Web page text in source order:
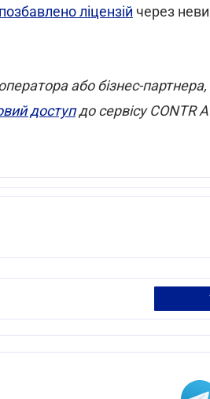
ліцензій через
або бізнес-
доступдо сервісу CONTR